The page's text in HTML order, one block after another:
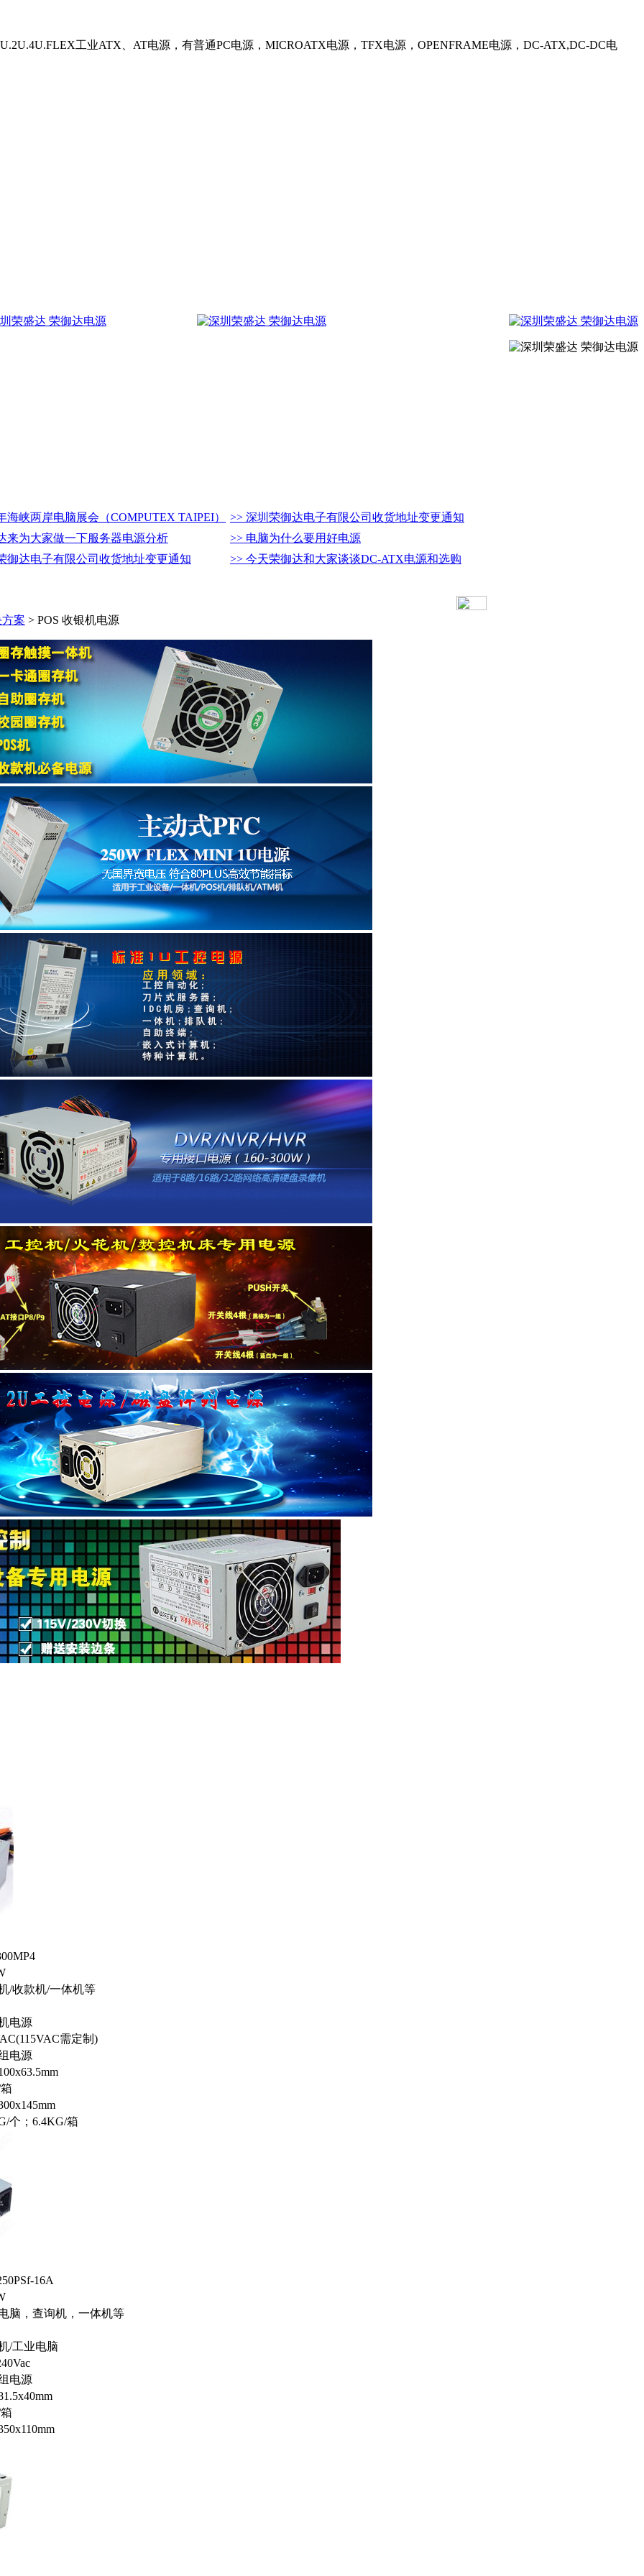
工业ATX、AT电源，有普通PC电源，MICROATX电源，TFX电源，OPENFRAME电源，DC-ATX,DC-DC电
海峡两岸电脑展会（COMPUTEX TAIPEI）
>> 深圳荣御达电子有限公司收货地址变更通知
来为大家做一下服务器电源分析
>> 电脑为什么要用好电源
御达电子有限公司收货地址变更通知
>> 今天荣御达和大家谈谈DC-ATX电源和选购
案 > POS 收银机电源
/收款机/一体机等
电源
需定制)
电源
个；6.4KG/箱
16A
脑，查询机，一体机等
/工业电脑
电源